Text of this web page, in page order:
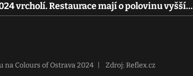
vrcholí. Restaurace mají o polovinu vyšší…
na Colours of Ostrava 2024 Zdroj: Reflex.cz